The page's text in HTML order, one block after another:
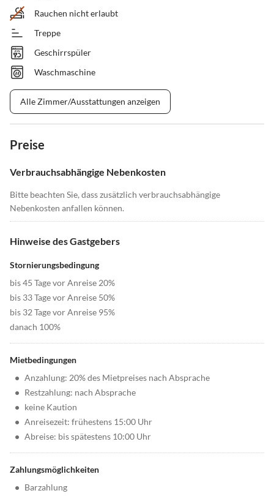
Rauchen nicht erlaubt
Treppe
Geschirrspüler
Waschmaschine
Alle Zimmer/Ausstattungen anzeigen
Preise
Verbrauchsabhängige Nebenkosten
Bitte beachten Sie, dass zusätzlich verbrauchsabhängige
Nebenkosten anfallen können.
Hinweise des Gastgebers
Stornierungsbedingung
bis 45 Tage vor Anreise 20%
bis 33 Tage vor Anreise 50%
bis 32 Tage vor Anreise 95%
danach 100%
Mietbedingungen
• Anzahlung: 20% des Mietpreises nach Absprache
• Restzahlung: nach Absprache
• keine Kaution
• Anreisezeit: frühestens 15:00 Uhr
• Abreise: bis spätestens 10:00 Uhr
Zahlungsmöglichkeiten
• Barzahlung